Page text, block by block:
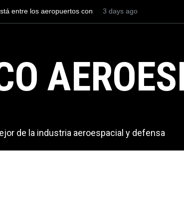
el adiestramiento del
México se posiciona
del mundo, al superar
exportaciones en el
de la industria aeroespacial y defensa